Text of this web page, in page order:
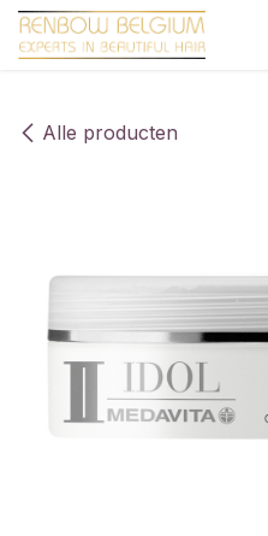
Overslaan naar inhoud
Alle producten